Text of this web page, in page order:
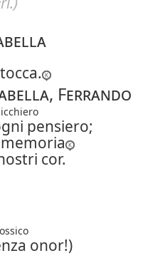
Ferrando
pensiero;
cor.
onor!)